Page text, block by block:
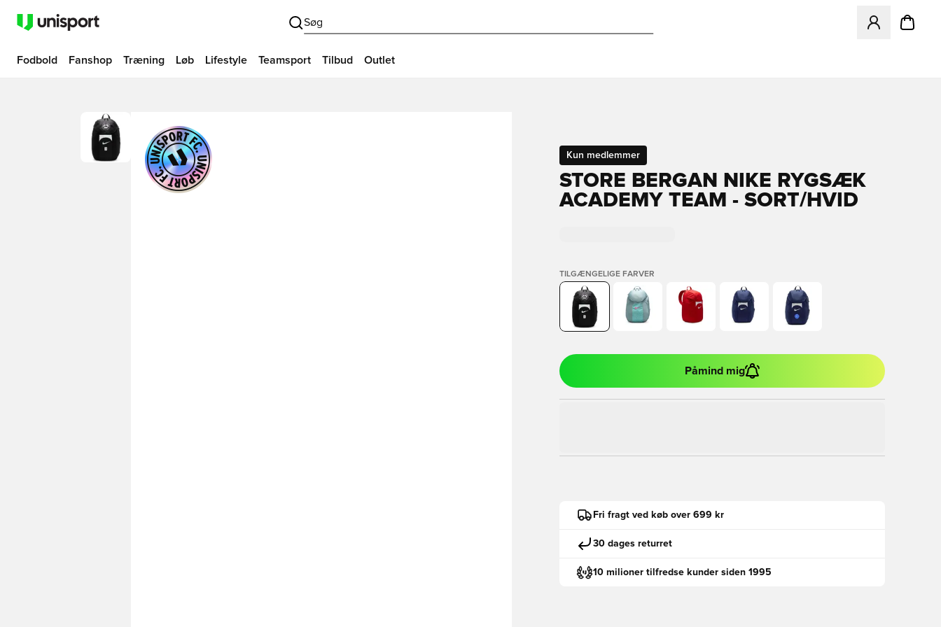
Søg
Åbner en
Fodbold Fanshop Træning Løb Lifestyle Teamsport Tilbud Outlet
Kun medlemmer
STORE BERGAN NIKE RYGSÆK
ACADEMY TEAM - SORT/HVID
TILGÆNGELIGE FARVER
Påmind mig
Fri fragt ved køb over 699 kr
30 dages returret
10 milioner tilfredse kunder siden 1995